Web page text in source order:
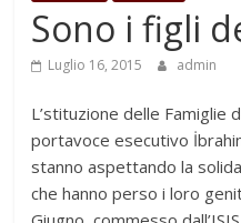
Sono i figli
Luglio 16, 2015 admin
L’stituzione delle Famiglie
portavoce esecutivo
stanno aspettando la
che hanno perso i loro